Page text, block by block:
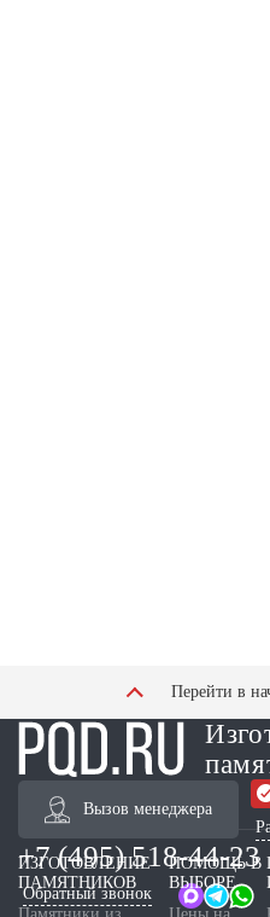
Перейти в
Вызов менеджера
+7 (495) 518-44-23
Обратный звонок
ИЗГОТОВЛЕНИЕ
ПАМЯТНИКОВ
ПОМОЩЬ В
ВЫБОРЕ